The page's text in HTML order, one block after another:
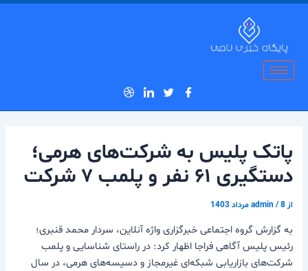
پرش
پاتک پلیس به شرکت‌های هرمی؛
دستگیری ۶۱ نفر و پلمب ۷ شرکت
از admin /8 مرداد 1403
به گزارش گروه اجتماعی خبرگزاری واژه آنلاین، سردار محمد قنبری؛
رئیس پلیس آگاهی فراجا اظهار کرد: در راستای شناسایی و پلمب
شرکت‌های بازاریابی شبکه‌ای غیرمجاز و دسیسه‌های هرمی، در سال
پیمایش